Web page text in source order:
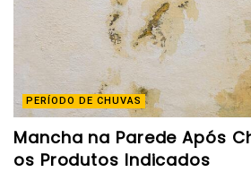
PERÍODO DE CHUVAS
Mancha na Parede Após
os Produtos Indicados